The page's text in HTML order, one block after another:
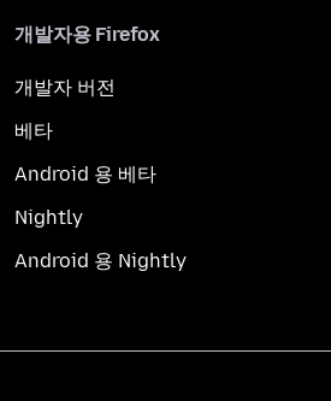
개발자용 Firefox
개발자 버전
베타
Android 용 베타
Nightly
Android 용 Nightly